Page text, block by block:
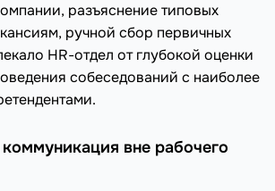
разъяснение типовых
ручной сбор первичных
HR-отдел от глубокой оценки
собеседований с наиболее
вне рабочего